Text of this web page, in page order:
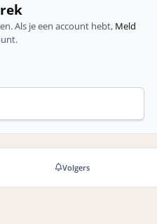
Als je een account hebt, Meld
Volgers